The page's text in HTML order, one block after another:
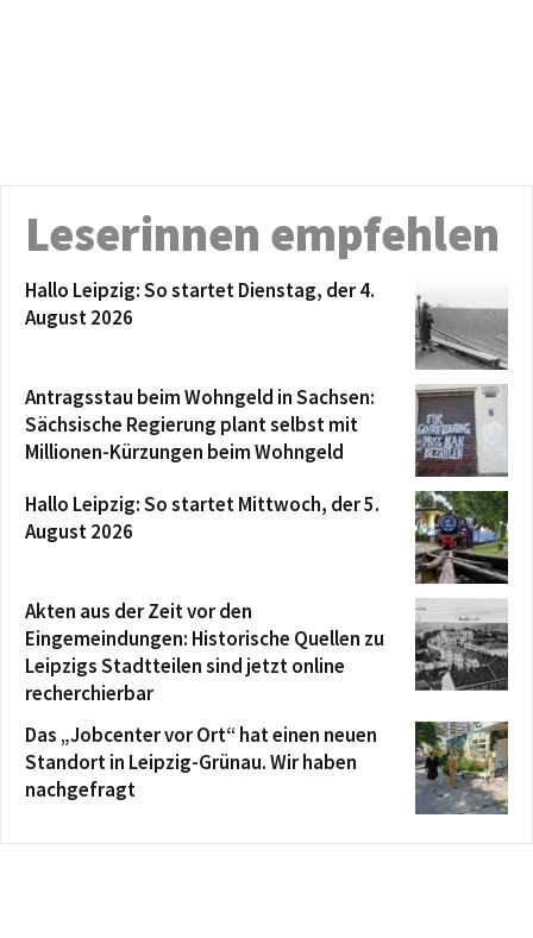
Leserinnen empfehlen
Hallo Leipzig: So startet Dienstag, der 4.
August 2026
Antragsstau beim Wohngeld in Sachsen:
Sächsische Regierung plant selbst mit
Millionen-Kürzungen beim Wohngeld
Hallo Leipzig: So startet Mittwoch, der 5.
August 2026
Akten aus der Zeit vor den
Eingemeindungen: Historische Quellen zu
Leipzigs Stadtteilen sind jetzt online
recherchierbar
Das „Jobcenter vor Ort“ hat einen neuen
Standort in Leipzig-Grünau. Wir haben
nachgefragt